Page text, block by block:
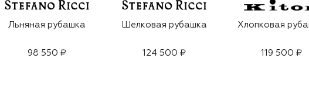
Льняная рубашка
98 550 ₽
Шелковая рубашка
124 500 ₽
Хлопковая
119 500 ₽